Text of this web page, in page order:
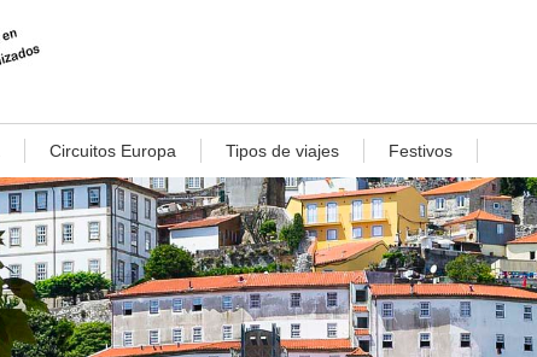
Circuitos Europa Tipos de viajes Festivos